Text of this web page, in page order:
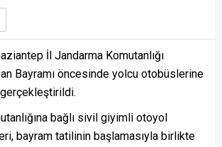
İl Jandarma Komutanlığı
Bayramı öncesinde yolcu otobüslerine
bağlı sivil giyimli otoyol
bayram tatilinin başlamasıyla birlikte